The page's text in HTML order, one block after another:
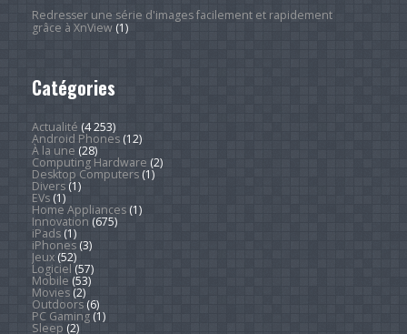
Redresser une série d'images facilement et rapidement
grâce à XnView(1)
Catégories
Actualité (4 253)
Android Phones(12)
À la une (28)
Computing Hardware (2)
Desktop Computers(1)
Divers(1)
EVs(1)
Home Appliances(1)
Innovation (675)
iPads(1)
iPhones(3)
Jeux(52)
Logiciel (57)
Mobile (53)
Movies(2)
Outdoors(6)
PC Gaming(1)
Sleep (2)